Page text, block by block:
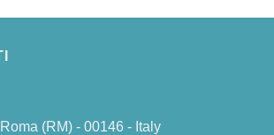
(RM) - 00146 - Italy